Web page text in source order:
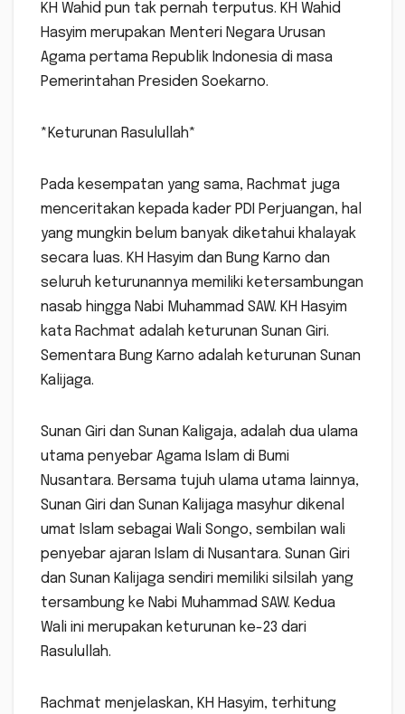
KH Wahid pun tak pernah terputus. KH Wahid
Hasyim merupakan Menteri Negara Urusan
Agama pertama Republik Indonesia di masa
Pemerintahan Presiden Soekarno.
*Keturunan Rasulullah*
Pada kesempatan yang sama, Rachmat juga
menceritakan kepada kader PDI Perjuangan, hal
yang mungkin belum banyak diketahui khalayak
secara luas. KH Hasyim dan Bung Karno dan
seluruh keturunannya memiliki ketersambungan
nasab hingga Nabi Muhammad SAW. KH Hasyim
kata Rachmat adalah keturunan Sunan Giri.
Sementara Bung Karno adalah keturunan Sunan
Kalijaga.
Sunan Giri dan Sunan Kaligaja, adalah dua ulama
utama penyebar Agama Islam di Bumi
Nusantara. Bersama tujuh ulama utama lainnya,
Sunan Giri dan Sunan Kalijaga masyhur dikenal
umat Islam sebagai Wali Songo, sembilan wali
penyebar ajaran Islam di Nusantara. Sunan Giri
dan Sunan Kalijaga sendiri memiliki silsilah yang
tersambung ke Nabi Muhammad SAW. Kedua
Wali ini merupakan keturunan ke-23 dari
Rasulullah.
Rachmat menjelaskan, KH Hasyim, terhitung